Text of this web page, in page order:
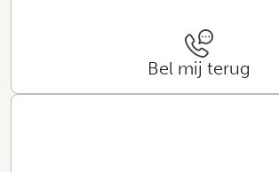
Bel mij terug